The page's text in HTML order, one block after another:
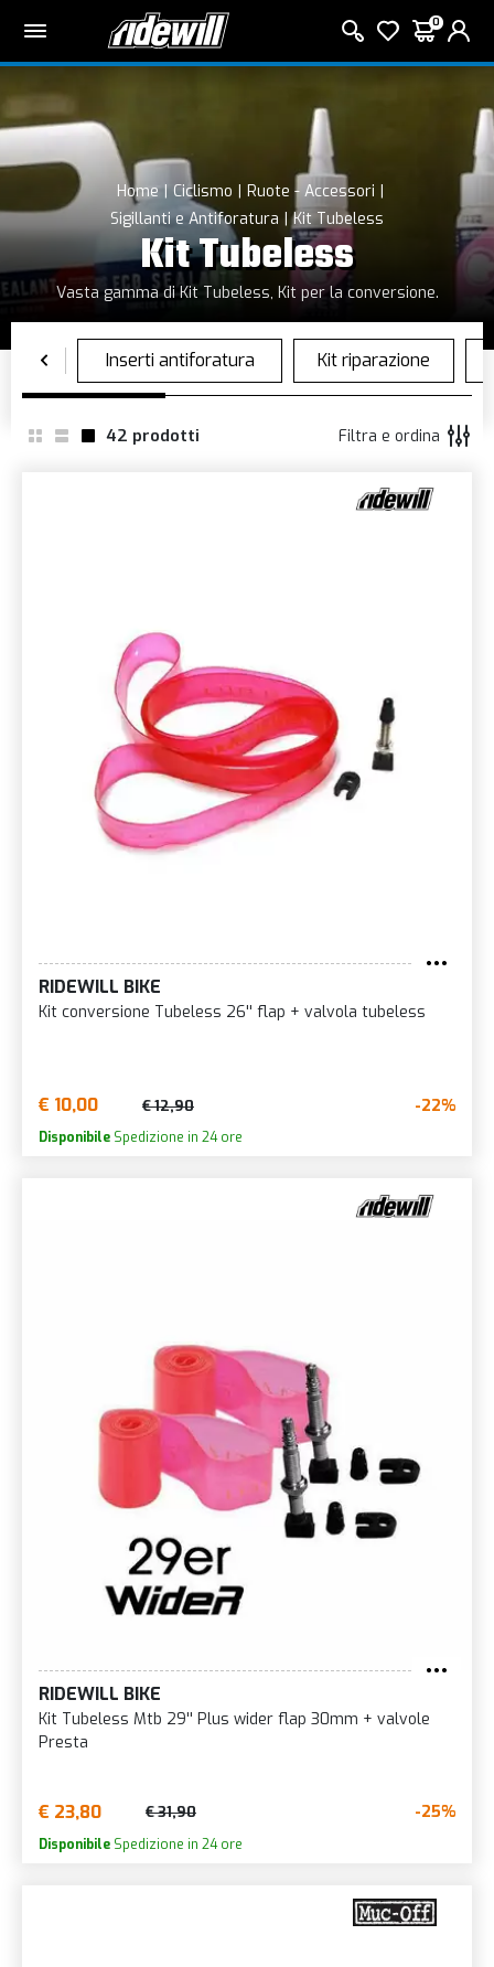
0
Home Ciclismo
Ruote - Accessori
Sigillanti e Antiforatura
Kit Tubeless
Kit Tubeless
Vasta gamma di Kit Tubeless, Kit per la conversione.
42 prodotti Filtra e ordina
RIDEWILL BIKE
Kit conversione Tubeless 26'' flap + valvola tubeless
€ 10,00 € 12,90 -22%
Disponibile Spedizione in 24 ore
RIDEWILL BIKE
Kit Tubeless Mtb 29'' Plus wider flap 30mm + valvole
Presta
€ 23,80 € 31,90 -25%
Disponibile Spedizione in 24 ore